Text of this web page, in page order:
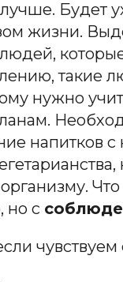
Будет
жизни.
такие
нужно
напитков
но с
чувствуем